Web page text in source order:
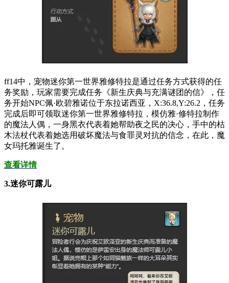
ff14中，宠物迷你第一世界雅修特拉是通过任务方式获得的任
务奖励，玩家需要完成任务《新生庆典与充满谜团的信》，任
务开始NPC佩·欧碧雅诺位于东拉诺西亚，X:36.8,Y:26.2，任务
完成后即可领取迷你第一世界雅修特拉，模仿雅·修特拉制作
的魔法人偶，一身黑衣代表着她帮助夜之民的决心，手中的枯
木法杖代表着她选用破坏魔法与食罪灵对抗的信念，在此，魔
女玛托雅诞生了。
查看详情
3.迷你可露儿